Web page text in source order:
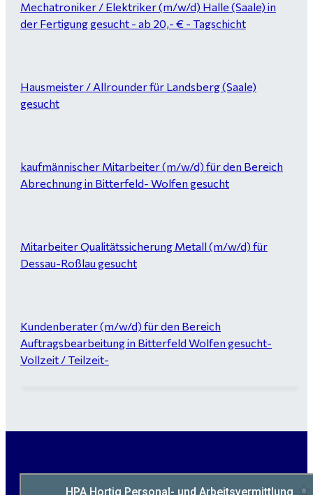
Mechatroniker / Elektriker (m/w/d) Halle (Saale) in
der Fertigung gesucht - ab 20,- € - Tagschicht
Hausmeister / Allrounder für Landsberg (Saale)
gesucht
kaufmännischer Mitarbeiter (m/w/d) für den Bereich
Abrechnung in Bitterfeld- Wolfen gesucht
Mitarbeiter Qualitätssicherung Metall (m/w/d) für
Dessau-Roßlau gesucht
Kundenberater (m/w/d) für den Bereich
Auftragsbearbeitung in Bitterfeld Wolfen gesucht-
Vollzeit / Teilzeit-
Maurer / Putzer (m/w/d) Bitterfeld-Wolfen gesucht -